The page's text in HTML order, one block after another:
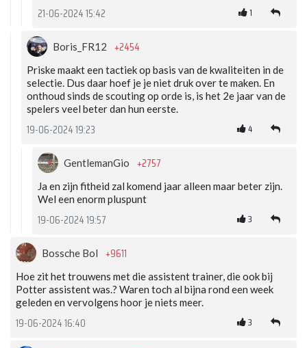
21-06-2024 15:42 1
Boris_FR12 +2454
Priske maakt een tactiek op basis van de kwaliteiten in de
selectie. Dus daar hoef je je niet druk over te maken. En
onthoud sinds de scouting op orde is, is het 2e jaar van de
spelers veel beter dan hun eerste.
19-06-2024 19:23 4
GentlemanGio +2757
Ja en zijn fitheid zal komend jaar alleen maar beter zijn.
Wel een enorm pluspunt
19-06-2024 19:57 3
Bossche Bol +9611
Hoe zit het trouwens met die assistent trainer, die ook bij
Potter assistent was.? Waren toch al bijna rond een week
geleden en vervolgens hoor je niets meer.
19-06-2024 16:40 3